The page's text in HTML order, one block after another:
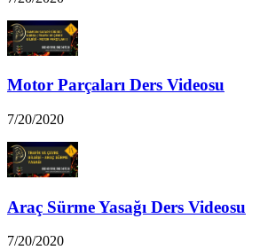
Motor Parçaları Ders Videosu
7/20/2020
Araç Sürme Yasağı Ders Videosu
7/20/2020